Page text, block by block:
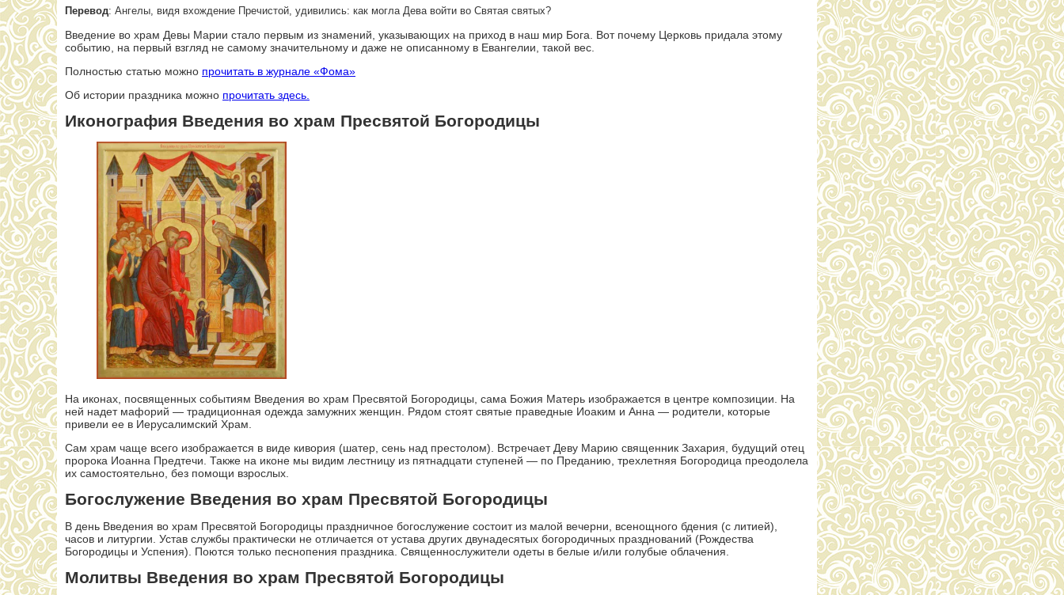
Перевод: Ангелы, видя вхождение Пречистой, удивились: как могла Дева войти во Святая святых?
Введение во храм Девы Марии стало первым из знамений, указывающих на приход в наш мир Бога. Вот почему Церковь придала этому
событию, на первый взгляд не самому значительному и даже не описанному в Евангелии, такой вес.
Полностью статью можно прочитать в журнале «Фома»
Об истории праздника можно прочитать здесь.
Иконография Введения во храм Пресвятой Богородицы
На иконах, посвященных событиям Введения во храм Пресвятой Богородицы, сама Божия Матерь изображается в центре композиции. На
ней надет мафорий — традиционная одежда замужних женщин. Рядом стоят святые праведные Иоаким и Анна — родители, которые
привели ее в Иерусалимский Храм.
Сам храм чаще всего изображается в виде кивория (шатер, сень над престолом). Встречает Деву Марию священник Захария, будущий отец
пророка Иоанна Предтечи. Также на иконе мы видим лестницу из пятнадцати ступеней — по Преданию, трехлетняя Богородица преодолела
их самостоятельно, без помощи взрослых.
Богослужение Введения во храм Пресвятой Богородицы
В день Введения во храм Пресвятой Богородицы праздничное богослужение состоит из малой вечерни, всенощного бдения (с литией),
часов и литургии. Устав службы практически не отличается от устава других двунадесятых богородичных празднований (Рождества
Богородицы и Успения). Поются только песнопения праздника. Священнослужители одеты в белые и/или голубые облачения.
Молитвы Введения во храм Пресвятой Богородицы